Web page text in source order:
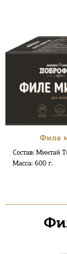
Филе
Состав: Минтай
Масса: 600 г.